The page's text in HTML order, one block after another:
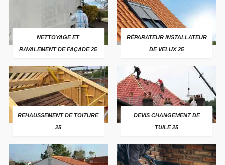
NETTOYAGE ET
RAVALEMENT DE FAÇADE 25
RÉPARATEUR INSTALLATEUR
DE VELUX 25
REHAUSSEMENT DE TOITURE
25
DEVIS CHANGEMENT DE
TUILE 25